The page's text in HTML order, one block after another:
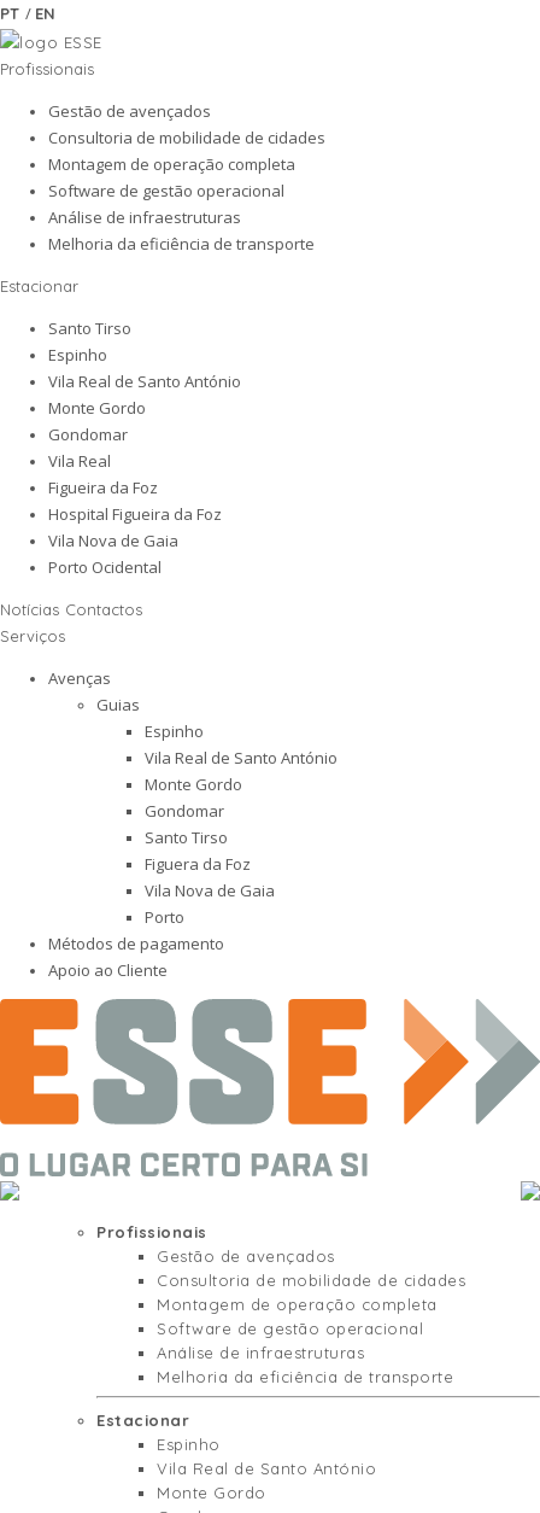
PT / EN
Profissionais
Gestão de avençados
Consultoria de mobilidade de cidades
Montagem de operação completa
Software de gestão operacional
Análise de infraestruturas
Melhoria da eficiência de transporte
Estacionar
Santo Tirso
Espinho
Vila Real de Santo António
Monte Gordo
Gondomar
Vila Real
Figueira da Foz
Hospital Figueira da Foz
Vila Nova de Gaia
Porto Ocidental
Notícias Contactos
Serviços
Avenças
Guias
Espinho
Vila Real de Santo António
Monte Gordo
Gondomar
Santo Tirso
Figuera da Foz
Vila Nova de Gaia
Porto
Métodos de pagamento
Apoio ao Cliente
Profissionais
Gestão de avençados
Consultoria de mobilidade de cidades
Montagem de operação completa
Software de gestão operacional
Análise de infraestruturas
Melhoria da eficiência de transporte
Estacionar
Espinho
Vila Real de Santo António
Monte Gordo